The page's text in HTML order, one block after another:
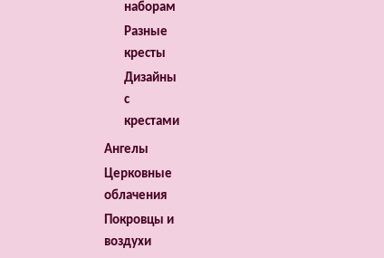
наборам
Разные
кресты
Дизайны
с
крестами
Ангелы
Церковные
облачения
Покровцы и
воздухи